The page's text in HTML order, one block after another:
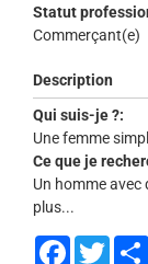
Statut
Commerçant(e)
Description
Qui suis-je ?:
Une femme
Ce que je
Un homme
plus...
Facebook
Twitter